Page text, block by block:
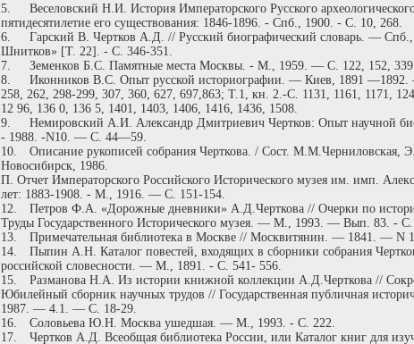
5.
Веселовский Н.И. История Императорского Русского
пятидесятилетие его существования: 1846-1896. - Спб., 1900. - С. 10, 268.
6.
Гарский В. Чертков А.Д. // Русский биографический словарь. —
Шнитков» [Т. 22]. - С. 346-351.
7.
Земенков Б.С. Памятные места Москвы. - М., 1959. — С. 122, 152, 339.
8.
Иконников B.C. Опыт русской историографии. — Киев, 1891
258, 262, 298-299, 307, 360, 627, 697,863; Т.1, кн. 2.-С. 1131, 1161, 1171,
12 96, 136 0, 136 5, 1401, 1403, 1406, 1416, 1436, 1508.
9.
Немировский А.И. Александр Дмитриевич Чертков: Опыт научной
- 1988. -N10. — С. 44—59.
10.
Описание рукописей собрания Черткова. / Сост.
Новосибирск, 1986.
П. Отчет Императорского Российского Исторического музея им. имп.
лет: 1883-1908. - М., 1916. — С. 151-154.
12.
Петров Ф.А. «Дорожные дневники» А.Д.Черткова // Очерки по
Труды Государственного Исторического музея. — М., 1993. — Вып. 83. - С.
13.
Примечательная библиотека в Москве // Москвитянин. — 1841. — N
14.
Пыпин А.Н. Каталог повестей, входящих в сборники собрания
российской словесности. — М., 1891. - С. 541- 556.
15.
Разманова Н.А. Из истории книжной коллекции А.Д.Черткова //
Юбилейный сборник научных трудов // Государственная публичная
1987. — 4.1. — С. 18-29.
16.
Соловьева Ю.Н. Москва ушедшая. — М., 1993. - С. 222.
17.
Чертков А.Д. Всеобщая библиотека России, или Каталог книг для